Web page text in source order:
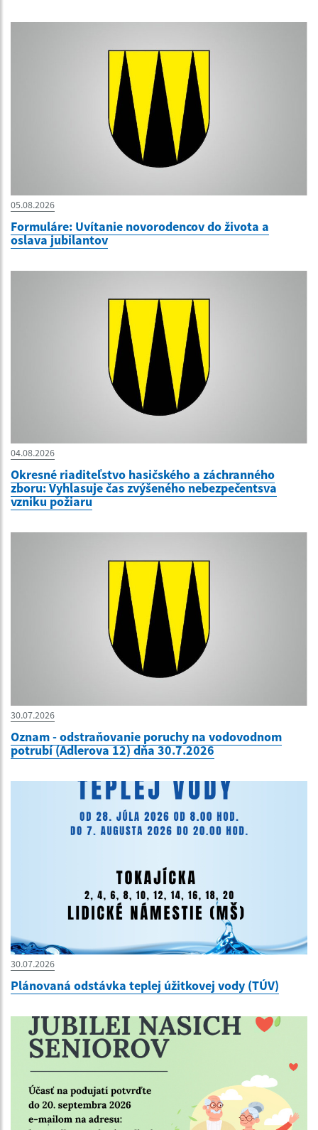
05.08.2026
Formuláre: Uvítanie novorodencov do života a
oslava jubilantov
04.08.2026
Okresné riaditeľstvo hasičského a záchranného
zboru: Vyhlasuje čas zvýšeného nebezpečentsva
vzniku požiaru
30.07.2026
Oznam - odstraňovanie poruchy na vodovodnom
potrubí (Adlerova 12) dňa 30.7.2026
30.07.2026
Plánovaná odstávka teplej úžitkovej vody (TÚV)